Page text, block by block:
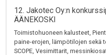
12. Jakotec Oy:n
ÄÄNEKOSKI
Toimistohuoneen kalusteet,
paine-erojen, lämpötilojen sekä
SCOPE, Vesimittarit,